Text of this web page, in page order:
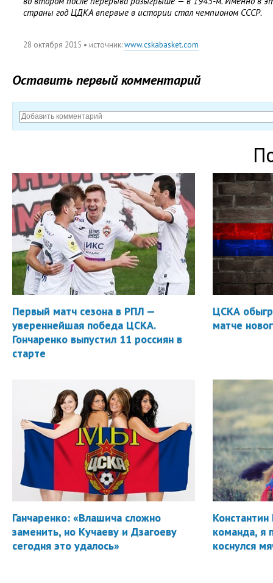
страны год ЦДКА впервые в истории стал чемпионом СССР.
28 октября 2015 • источник:www.cskabasket.com
Оставить первый комментарий
Первый матч сезона в РПЛ —
увереннейшая победа ЦСКА.
Гончаренко выпустил 11 россиян в
старте
ЦСКА
матче
Ганчаренко: «Влашича сложно
заменить, но Кучаеву и Дзагоеву
сегодня это удалось»
Константин
команда, я
коснулся